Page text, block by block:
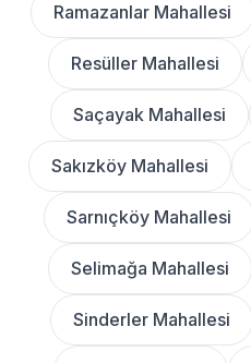
Ramazanlar Mahallesi
Resüller Mahallesi
Saçayak Mahallesi
Sakızköy Mahallesi
Sarnıçköy Mahallesi
Selimağa Mahallesi
Sinderler Mahallesi